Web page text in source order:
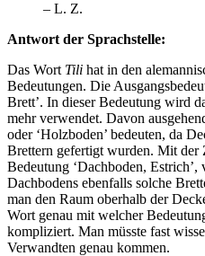
– L. Z.
Antwort der Sprachstelle:
Das Wort Tili hat in den
Bedeutungen. Die
Brett’. In dieser Bedeutung wird
mehr verwendet. Davon
oder ‘Holzboden’ bedeuten, da
Brettern gefertigt wurden. Mit der
Bedeutung ‘Dachboden,
Dachbodens ebenfalls solche
man den Raum oberhalb der
Wort genau mit welcher
kompliziert. Man müsste fast
Verwandten genau kommen.